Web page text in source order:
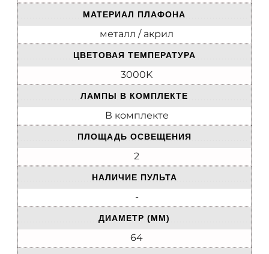
МАТЕРИАЛ ПЛАФОНА
металл / акрил
ЦВЕТОВАЯ ТЕМПЕРАТУРА
3000K
ЛАМПЫ В КОМПЛЕКТЕ
В комплекте
ПЛОЩАДЬ ОСВЕЩЕНИЯ
2
НАЛИЧИЕ ПУЛЬТА
-
ДИАМЕТР (ММ)
64